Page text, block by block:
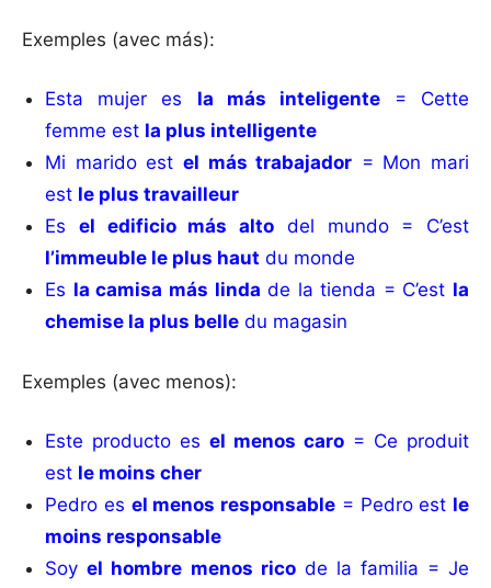
Exemples (avec más):
Esta mujer es la más inteligente= Cette
femme est la plus intelligente
Mi marido estel más trabajador = Mon mari
est le plus travailleur
Es el edificio más alto del mundo = C’est
l’immeuble le plus haut du monde
Es la camisa más linda de la tienda = C’est la
chemise la plus belle du magasin
Exemples (avec menos):
Este producto esel menos caro = Ce produit
est le moins cher
Pedro es el menos responsable = Pedro est le
moins responsable
Soyel hombre menos ricode la familia = Je